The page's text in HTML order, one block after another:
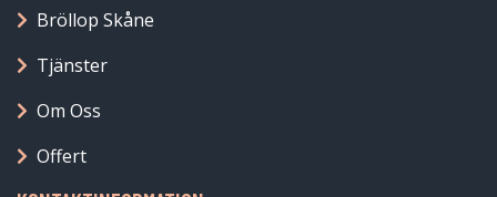
Bröllop Skåne
Tjänster
Om Oss
Offert